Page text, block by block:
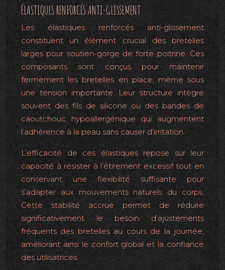
ÉLASTIQUES RENFORCÉS ANTI-GLISSEMENT
Les élastiques renforcés anti-glissement
constituent un élément crucial des bretelles
larges pour soutien-gorge de forte poitrine. Ces
composants sont conçus pour maintenir
fermement les bretelles en place, même sous
une tension importante. Leur structure intègre
souvent des fils de silicone ou des bandes de
caoutchouc hypoallergénique qui augmentent
l’adhérence à la peau sans causer d’irritation.
L’efficacité de ces élastiques repose sur leur
capacité à résister à l’étirement excessif tout en
conservant une flexibilité suffisante pour
s’adapter aux mouvements naturels du corps.
Cette stabilité accrue permet de réduire
significativement le besoin d’ajustements
fréquents des bretelles au cours de la journée,
améliorant ainsi le confort global et la confiance
des utilisatrices.